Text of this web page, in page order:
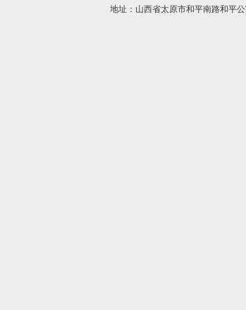
地址：山西省太原市和平南路和